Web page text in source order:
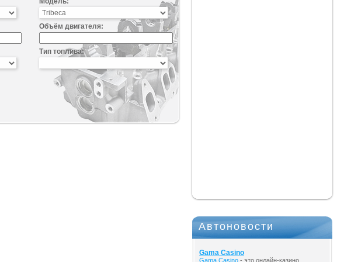
Объём двигателя:
Тип топлива:
Автоновости
Gama Casino
Gama Casino - это онлайн-казино,